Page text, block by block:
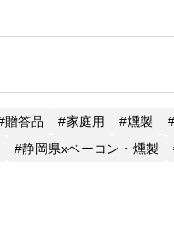
贈答品 家庭用 燻製
静岡県xベーコン・燻製